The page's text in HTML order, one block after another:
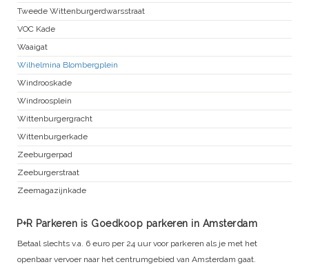
Tweede Wittenburgerdwarsstraat
VOC Kade
Waaigat
Wilhelmina Blombergplein
Windrooskade
Windroosplein
Wittenburgergracht
Wittenburgerkade
Zeeburgerpad
Zeeburgerstraat
Zeemagazijnkade
P+R Parkeren is Goedkoop parkeren in Amsterdam
Betaal slechts v.a. 6 euro per 24 uur voor parkeren als je met het
openbaar vervoer naar het centrumgebied van Amsterdam gaat.